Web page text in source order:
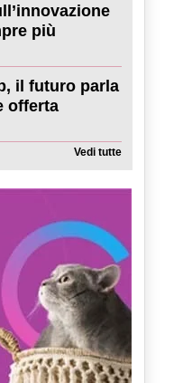
più
il futuro parla
offerta
Vedi tutte